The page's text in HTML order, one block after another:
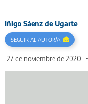
Iñigo Sáenz de Ugarte
27 de noviembre de 2020
SEGUIR AL AUTOR/A